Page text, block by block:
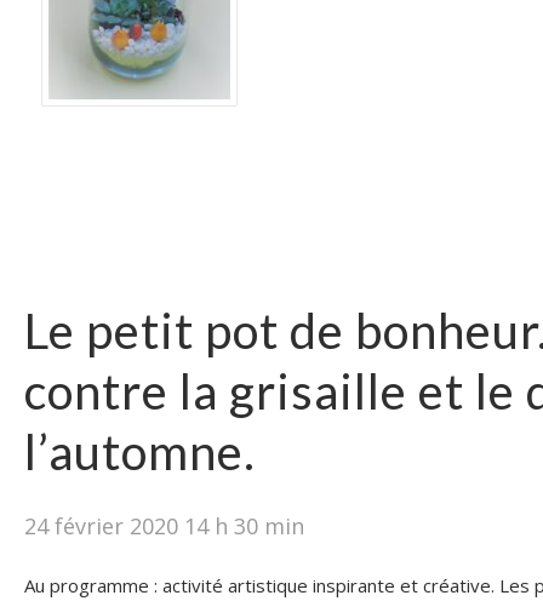
Le petit pot de
contre la grisaille et le
l’automne.
24 février 2020 14 h 30 min
Au programme : activité artistique inspirante et créative. Les